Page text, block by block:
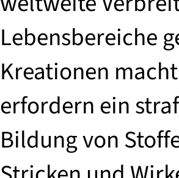
Lebensbereiche
Kreationen
erfordern ein
Bildung von